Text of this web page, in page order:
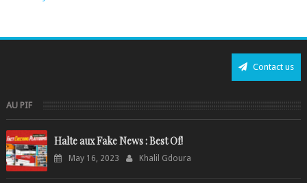
Contact us
AU PIF
Halte aux Fake News : Best Of!
May 16, 2023 Khalil Gdoura